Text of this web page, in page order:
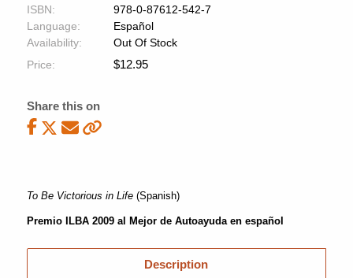
ISBN:
978-0-87612-542-7
Language:
Español
Availability:
Out Of Stock
Price:
$12.95
Share this on
To Be Victorious in Life(Spanish)
Premio ILBA 2009 al Mejor de Autoayuda en español
Description